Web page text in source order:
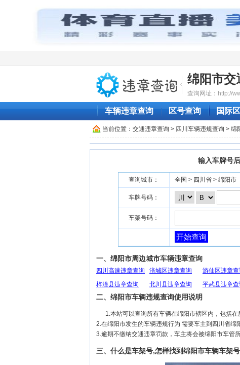
绵阳市交
查询网址：http://
车辆违章查询 区号查询 国际
当前位置： 交通违章查询 > 四川车辆违规查询 > 绵
输入车牌号
查询城市： 全国 > 四川省 > 绵阳市
车牌号码：
车架号码：
开始查询
一、绵阳市周边城市车辆违章查询
四川高速违章查询 涪城区违章查询 游仙区违章查
梓潼县违章查询
北川县违章查询 平武县违章查
二、绵阳市车辆违规查询使用说明
1.本站可以查询所有车辆在绵阳市辖区内，包括
2.在绵阳市发生的车辆违规行为 需要车主到四川省绵
3.逾期不缴纳交通违章罚款，车主将会被绵阳市车管
三、什么是车架号,怎样找到绵阳市车辆车架号